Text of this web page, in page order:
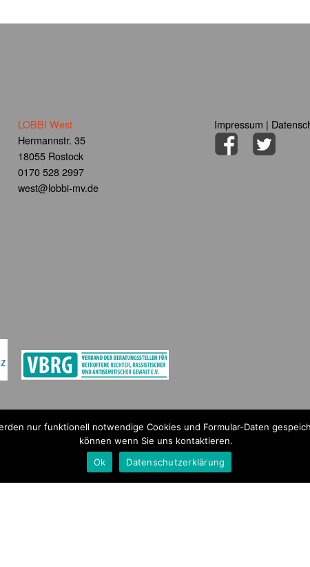
LOBBI West
Hermannstr. 35
18055 Rostock
0170 528 2997
west@lobbi-mv.de
Impressum |
nur funktionell notwendige Cookies und Formular-Daten
können wenn Sie uns kontaktieren.
Ok
Datenschutzerklärung